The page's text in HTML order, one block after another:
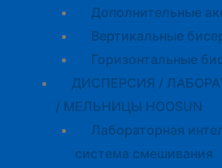
Дополнительные
Вертикальные
Горизонтальные
ДИСПЕРСИЯ /
/ МЕЛЬНИЦЫ HOOSUN
Лабораторная
система смешивания